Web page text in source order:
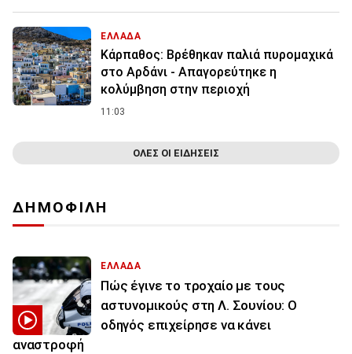
ΕΛΛΑΔΑ
Κάρπαθος: Βρέθηκαν παλιά πυρομαχικά
στο Αρδάνι - Απαγορεύτηκε η
κολύμβηση στην περιοχή
11:03
ΟΛΕΣ ΟΙ ΕΙΔΗΣΕΙΣ
ΔΗΜΟΦΙΛΗ
ΕΛΛΑΔΑ
Πώς έγινε το τροχαίο με τους
αστυνομικούς στη Λ. Σουνίου: Ο
οδηγός επιχείρησε να κάνει
αναστροφή